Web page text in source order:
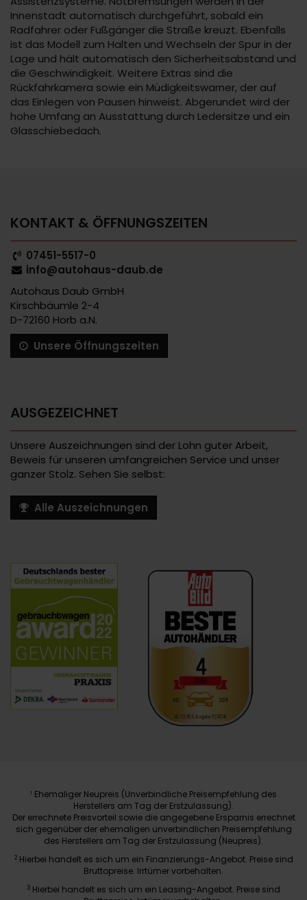
Innenstadt automatisch durchgeführt, sobald ein
Radfahrer oder Fußgänger die Straße kreuzt. Ebenfalls
ist das Modell zum Halten und Wechseln der Spur in der
Lage und hält automatisch den Sicherheitsabstand und
die Geschwindigkeit. Weitere Extras sind die
Rückfahrkamera sowie ein Müdigkeitswarner, der auf
das Einlegen von Pausen hinweist. Abgerundet wird der
hohe Umfang an Ausstattung durch Ledersitze und ein
Glasschiebedach.
KONTAKT & ÖFFNUNGSZEITEN
07451-5517-0
info@autohaus-daub.de
Autohaus Daub GmbH
Kirschbäumle 2-4
D-72160 Horb a.N.
Unsere Öffnungszeiten
AUSGEZEICHNET
Unsere Auszeichnungen sind der Lohn guter Arbeit,
Beweis für unseren umfangreichen Service und unser
ganzer Stolz. Sehen Sie selbst:
Alle Auszeichnungen
1 Ehemaliger Neupreis (Unverbindliche Preisempfehlung des
Herstellers am Tag der Erstzulassung).
Der errechnete Preisvorteil sowie die angegebene Ersparnis errechnet
sich gegenüber der ehemaligen unverbindlichen Preisempfehlung
des Herstellers am Tag der Erstzulassung (Neupreis).
2 Hierbei handelt es sich um ein Finanzierungs-Angebot. Preise sind
Bruttopreise. Irrtümer vorbehalten.
3 Hierbei handelt es sich um ein Leasing-Angebot. Preise sind